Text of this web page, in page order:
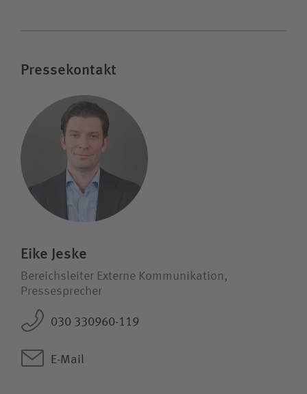
Pressekontakt
Eike Jeske
Bereichsleiter Externe Kommunikation,
Pressesprecher
030 330960-119
E-Mail